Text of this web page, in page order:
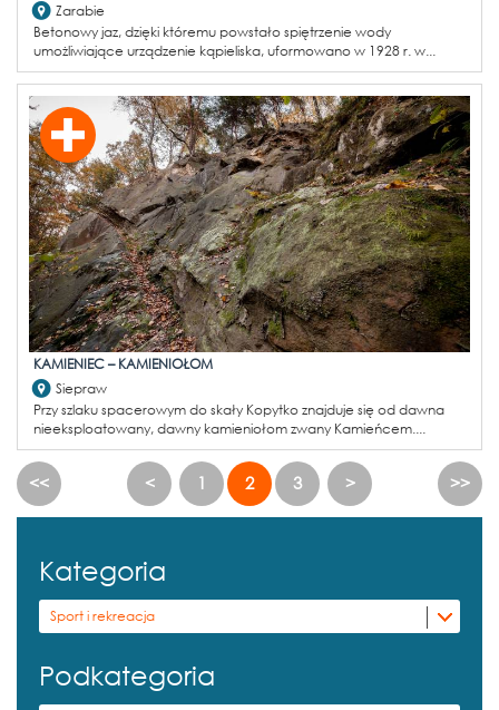
Zarabie
Betonowy jaz, dzięki któremu powstało spiętrzenie wody
umożliwiające urządzenie kąpieliska, uformowano w 1928 r. w...
KAMIENIEC – KAMIENIOŁOM
Siepraw
Przy szlaku spacerowym do skały Kopytko znajduje się od dawna
nieeksploatowany, dawny kamieniołom zwany Kamieńcem....
<< < 1 2 3 > >>
Kategoria
Sport i rekreacja
Podkategoria